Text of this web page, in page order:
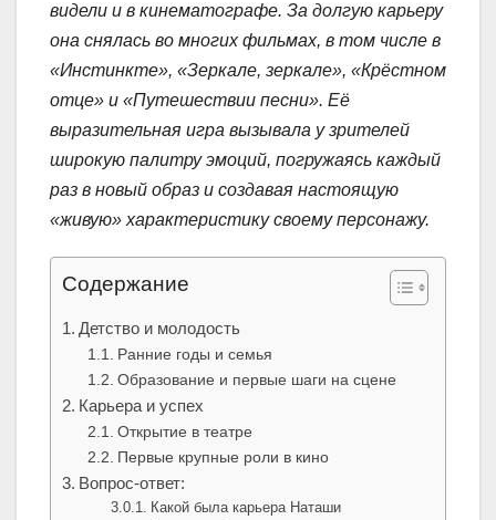
видели и в кинематографе. За долгую карьеру
она снялась во многих фильмах, в том числе в
«Инстинкте», «Зеркале, зеркале», «Крёстном
отце» и «Путешествии песни». Её
выразительная игра вызывала у зрителей
широкую палитру эмоций, погружаясь каждый
раз в новый образ и создавая настоящую
«живую» характеристику своему персонажу.
Содержание
Детство и молодость
Ранние годы и семья
Образование и первые шаги на сцене
Карьера и успех
Открытие в театре
Первые крупные роли в кино
Вопрос-ответ:
Какой была карьера Наташи